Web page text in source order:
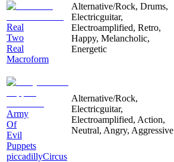
Real
Two
Real
Macroform
Alternative/Rock, Drums,
Electricguitar,
Electroamplified, Retro,
Happy, Melancholic,
Energetic
Army
Of
Evil
Puppets
piccadillyCircus
Alternative/Rock,
Electricguitar,
Electroamplified, Action,
Neutral, Angry, Aggressive